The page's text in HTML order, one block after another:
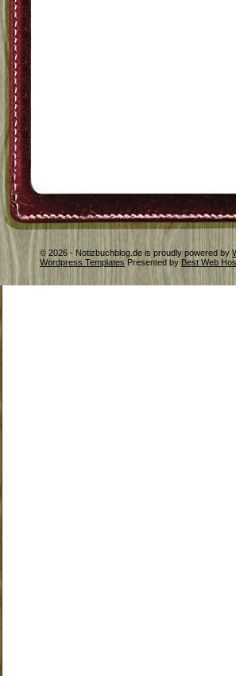
© 2026 - Notizbuchblog.de is proudly powered by
Wordpress Templates Presented by Best Web